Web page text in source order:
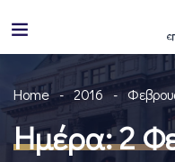
Home 2016
Ημέρα:2